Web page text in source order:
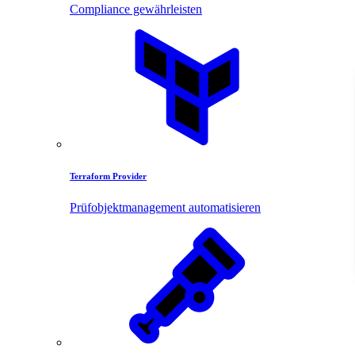
Compliance gewährleisten
Terraform Provider
Prüfobjektmanagement automatisieren